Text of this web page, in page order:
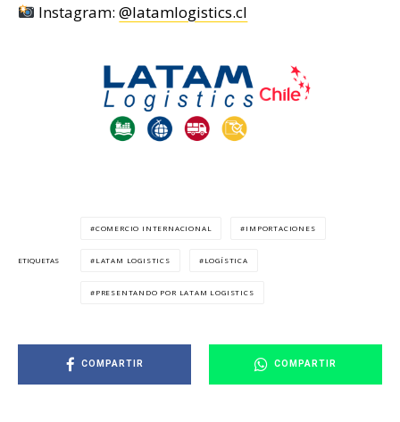
Instagram:@latamlogistics.cl
ETIQUETAS
COMERCIO INTERNACIONAL IMPORTACIONES
LATAM LOGISTICS LOGÍSTICA
PRESENTANDO POR LATAM LOGISTICS
COMPARTIR COMPARTIR